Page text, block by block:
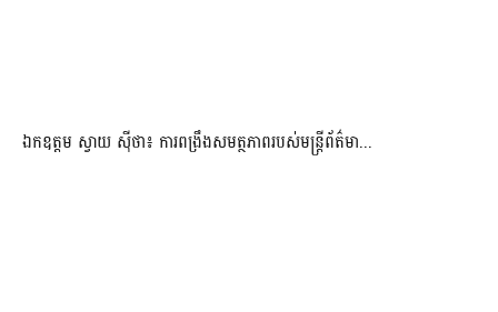
ឯកឧត្តម ស្វាយ ស៊ីថា៖ ការពង្រឹងសមត្ថភាពរបស់មន្ត្រីព័ត៌មា...